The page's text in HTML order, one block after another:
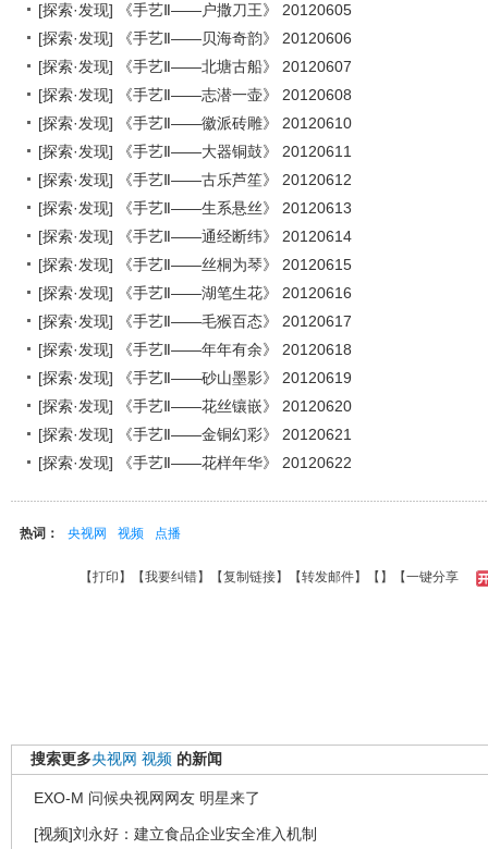
[探索·发现] 《手艺Ⅱ——户撒刀王》 20120605
[探索·发现] 《手艺Ⅱ——贝海奇韵》 20120606
[探索·发现] 《手艺Ⅱ——北塘古船》 20120607
[探索·发现] 《手艺Ⅱ——志潜一壶》 20120608
[探索·发现] 《手艺Ⅱ——徽派砖雕》 20120610
[探索·发现] 《手艺Ⅱ——大器铜鼓》 20120611
[探索·发现] 《手艺Ⅱ——古乐芦笙》 20120612
[探索·发现] 《手艺Ⅱ——生系悬丝》 20120613
[探索·发现] 《手艺Ⅱ——通经断纬》 20120614
[探索·发现] 《手艺Ⅱ——丝桐为琴》 20120615
[探索·发现] 《手艺Ⅱ——湖笔生花》 20120616
[探索·发现] 《手艺Ⅱ——毛猴百态》 20120617
[探索·发现] 《手艺Ⅱ——年年有余》 20120618
[探索·发现] 《手艺Ⅱ——砂山墨影》 20120619
[探索·发现] 《手艺Ⅱ——花丝镶嵌》 20120620
[探索·发现] 《手艺Ⅱ——金铜幻彩》 20120621
[探索·发现] 《手艺Ⅱ——花样年华》 20120622
热词： 央视网 视频 点播
【打印 】【我要纠错】【复制链接】【转发邮件】【 】 【一键分享
搜索更多央视网 视频 的新闻
EXO-M 问候央视网网友 明星来了
[视频]刘永好：建立食品企业安全准入机制